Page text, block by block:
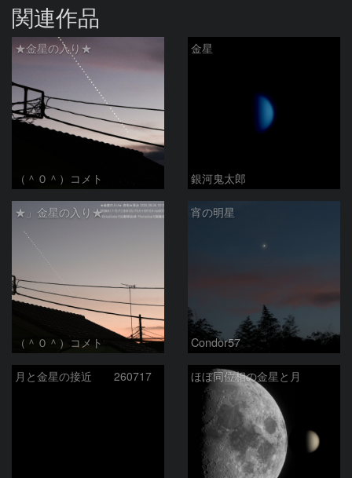
関連作品
★金星の入り★
（＾０＾）コメト
金星
銀河鬼太郎
★」金星の入り★
（＾０＾）コメト
宵の明星
Condor57
月と金星の接近 260717 ほぼ同位相の金星と月